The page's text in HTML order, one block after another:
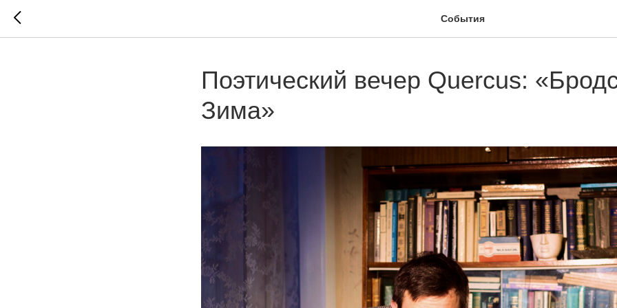
События
Поэтический вечер Quercus:
Зима»